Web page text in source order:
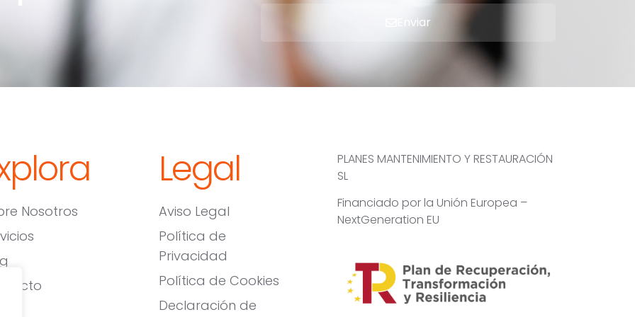
Enviar
Nosotros
Legal
Aviso Legal
Política de
Privacidad
Política de Cookies
Declaración de
PLANES MANTENIMIENTO Y RESTAURACIÓN
SL
Financiado por la Unión Europea –
NextGeneration EU